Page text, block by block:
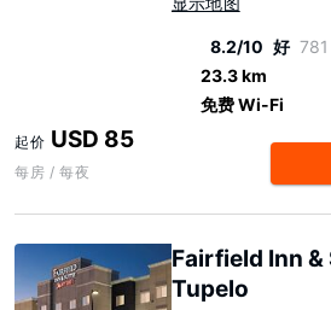
8.2/10 好
23.3 km
免费 Wi-Fi
起价 USD 85
每房 / 每夜
Fairfield Inn
Tupelo